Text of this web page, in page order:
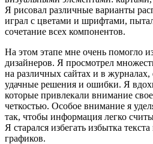
Я рисовал различные варианты
играл с цветами и шрифтами,
сочетание всех компонентов.
На этом этапе мне очень помогло
дизайнеров. Я просмотрел
на различных сайтах и в
удачные решения и ошибки. Я
которые привлекали внимание
четкостью. Особое внимание я
так, чтобы информация легко
Я старался избегать избытка
графиков.